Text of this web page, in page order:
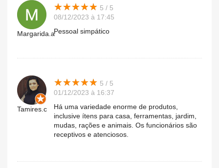
Margarida.a
★★★★★
★★★★★ 5 / 5
08/12/2023 à 17:45
Pessoal simpático
Tamires.c
★★★★★
★★★★★ 5 / 5
01/12/2023 à 16:37
Há uma variedade enorme de produtos,
inclusive ítens para casa, ferramentas, jardim,
mudas, rações e animais. Os funcionários são
receptivos e atenciosos.